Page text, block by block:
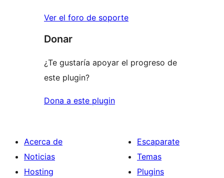
Ver el foro de soporte
Donar
¿Te gustaría apoyar el progreso de
este plugin?
Dona a este plugin
Acerca de
Noticias
Hosting
Escaparate
Temas
Plugins